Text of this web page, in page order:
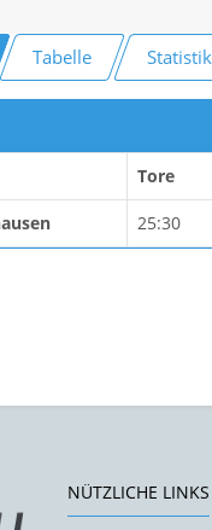
Tabelle Statistik
Tore
25:30
NÜTZLICHE LINKS